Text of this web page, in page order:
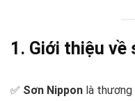
1. Giới thiệu về
✅ Sơn Nippon là